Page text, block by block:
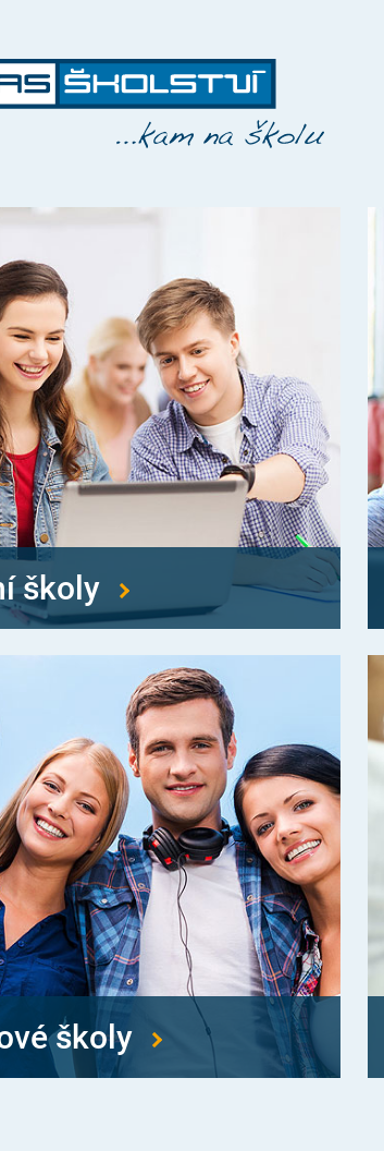
školy
školy